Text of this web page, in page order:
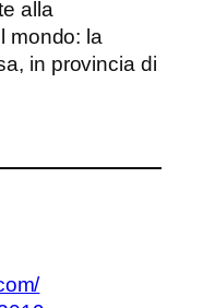
alla
mondo: la
in provincia di